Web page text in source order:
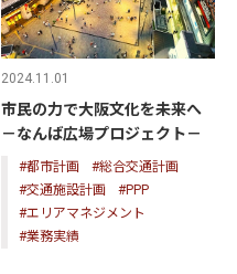
2024.11.01
市民の力で大阪文化を未来へ
－なんば広場プロジェクト－
#都市計画
#総合交通計画
#交通施設計画
#PPP
#エリアマネジメント
#業務実績